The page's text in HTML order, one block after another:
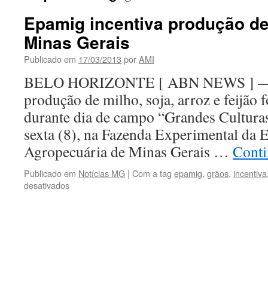
Epamig incentiva produção
Minas Gerais
Publicado em 17/03/2013 porAMI
BELO HORIZONTE [ ABN NEWS ]
produção de milho, soja, arroz e feijão
durante dia de campo “Grandes
sexta (8), na Fazenda Experimental da
Agropecuária de Minas Gerais …
Publicado em Notícias MG | Com a tag epamig, grãos, incentiva
desativadosem